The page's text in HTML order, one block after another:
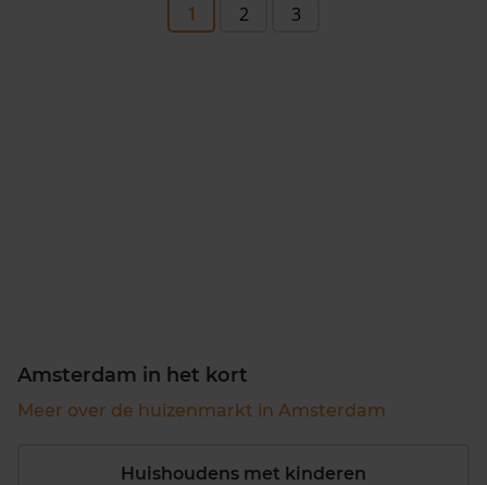
1 2 3
Amsterdam in het kort
Meer over de huizenmarkt in Amsterdam
Huishoudens met kinderen